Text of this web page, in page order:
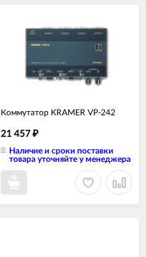
Коммутатор KRAMER VP-242
21 457 ₽
Наличие и сроки поставки
товара уточняйте у менеджера